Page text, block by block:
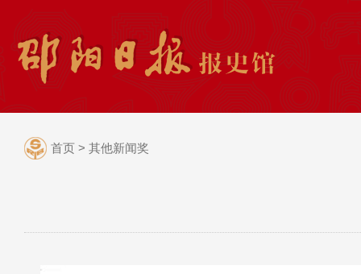
首页 > 其他新闻奖